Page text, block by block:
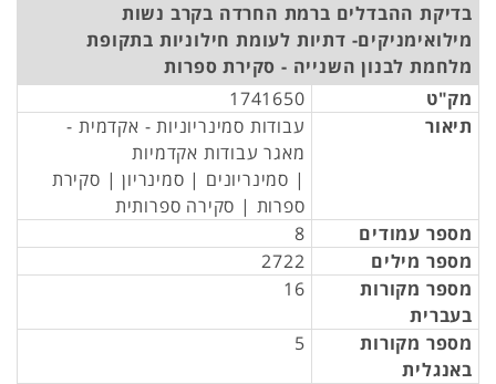
בדיקת ההבדלים ברמת החרדה בקרב נשות
מילואימניקים- דתיות לעומת חילוניות בתקופת
מלחמת לבנון השנייה - סקירת ספרות
מק"ט
1741650
תיאור
עבודות סמינריוניות - אקדמית -
מאגר עבודות אקדמיות
| סמינריונים | סמינריון | סקירת
ספרות | סקירה ספרותית
מספר עמודים
8
מספר מילים
2722
מספר מקורות
בעברית
16
מספר מקורות
באנגלית
5